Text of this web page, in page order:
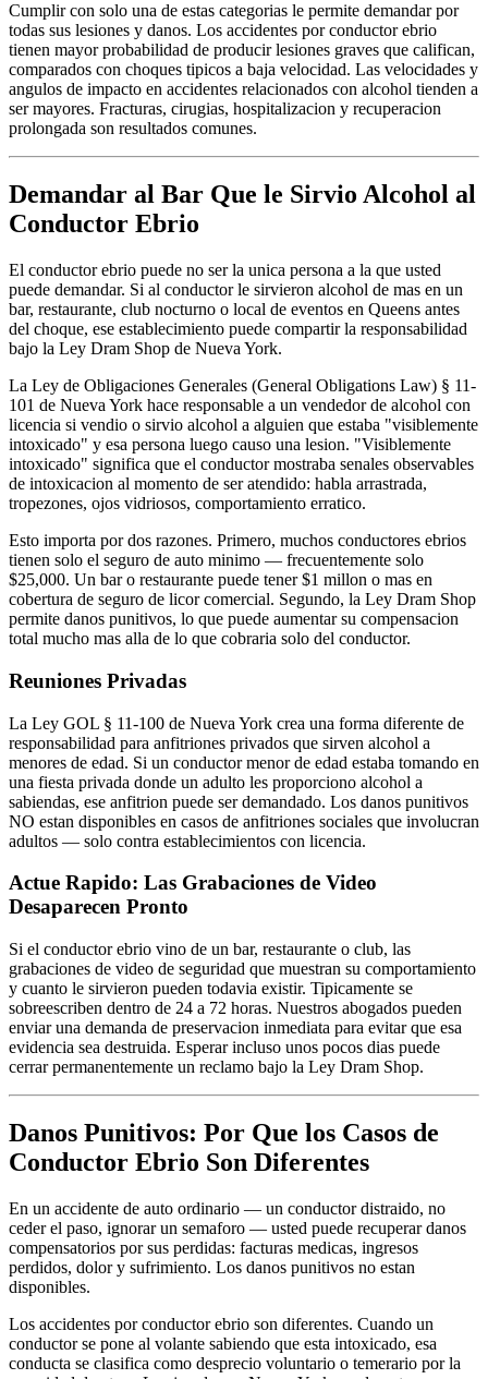
Cumplir con solo una de estas categorias le permite demandar por
todas sus lesiones y danos. Los accidentes por conductor ebrio
tienen mayor probabilidad de producir lesiones graves que califican,
comparados con choques tipicos a baja velocidad. Las velocidades y
angulos de impacto en accidentes relacionados con alcohol tienden a
ser mayores. Fracturas, cirugias, hospitalizacion y recuperacion
prolongada son resultados comunes.
Demandar al Bar Que le Sirvio Alcohol al
Conductor Ebrio
El conductor ebrio puede no ser la unica persona a la que usted
puede demandar. Si al conductor le sirvieron alcohol de mas en un
bar, restaurante, club nocturno o local de eventos en Queens antes
del choque, ese establecimiento puede compartir la responsabilidad
bajo la Ley Dram Shop de Nueva York.
La Ley de Obligaciones Generales (General Obligations Law) § 11-
101 de Nueva York hace responsable a un vendedor de alcohol con
licencia si vendio o sirvio alcohol a alguien que estaba "visiblemente
intoxicado" y esa persona luego causo una lesion. "Visiblemente
intoxicado" significa que el conductor mostraba senales observables
de intoxicacion al momento de ser atendido: habla arrastrada,
tropezones, ojos vidriosos, comportamiento erratico.
Esto importa por dos razones. Primero, muchos conductores ebrios
tienen solo el seguro de auto minimo — frecuentemente solo
$25,000. Un bar o restaurante puede tener $1 millon o mas en
cobertura de seguro de licor comercial. Segundo, la Ley Dram Shop
permite danos punitivos, lo que puede aumentar su compensacion
total mucho mas alla de lo que cobraria solo del conductor.
Reuniones Privadas
La Ley GOL § 11-100 de Nueva York crea una forma diferente de
responsabilidad para anfitriones privados que sirven alcohol a
menores de edad. Si un conductor menor de edad estaba tomando en
una fiesta privada donde un adulto les proporciono alcohol a
sabiendas, ese anfitrion puede ser demandado. Los danos punitivos
NO estan disponibles en casos de anfitriones sociales que involucran
adultos — solo contra establecimientos con licencia.
Actue Rapido: Las Grabaciones de Video
Desaparecen Pronto
Si el conductor ebrio vino de un bar, restaurante o club, las
grabaciones de video de seguridad que muestran su comportamiento
y cuanto le sirvieron pueden todavia existir. Tipicamente se
sobreescriben dentro de 24 a 72 horas. Nuestros abogados pueden
enviar una demanda de preservacion inmediata para evitar que esa
evidencia sea destruida. Esperar incluso unos pocos dias puede
cerrar permanentemente un reclamo bajo la Ley Dram Shop.
Danos Punitivos: Por Que los Casos de
Conductor Ebrio Son Diferentes
En un accidente de auto ordinario — un conductor distraido, no
ceder el paso, ignorar un semaforo — usted puede recuperar danos
compensatorios por sus perdidas: facturas medicas, ingresos
perdidos, dolor y sufrimiento. Los danos punitivos no estan
disponibles.
Los accidentes por conductor ebrio son diferentes. Cuando un
conductor se pone al volante sabiendo que esta intoxicado, esa
conducta se clasifica como desprecio voluntario o temerario por la